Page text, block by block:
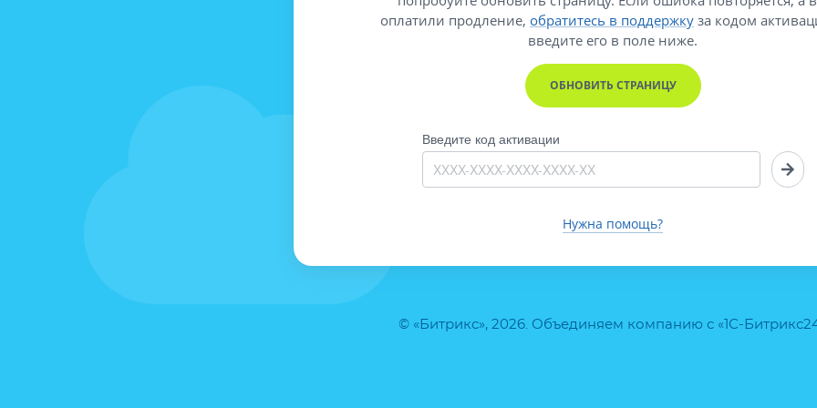
© «Битрикс», 2026. Объединяем компанию с «1С-
оплатили продление, обратитесь в поддержку за кодом
введите его в поле ниже.
ОБНОВИТЬ СТРАНИЦУ
Введите код активации
Нужна помощь?